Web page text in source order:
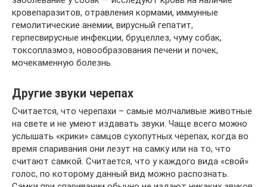
кровепаразитов, отравления кормами, иммунные
гемолитические анемии, вирусный гепатит,
герпесвирусные инфекции, бруцеллез, чуму собак,
токсоплазмоз, новообразования печени и почек,
мочекаменную болезнь.
Другие звуки черепах
Считается, что черепахи – самые молчаливые животные
на свете и не умеют издавать звуки. Чаще всего можно
услышать «крики» самцов сухопутных черепах, когда во
время спаривания они лезут на самку или на то, что
считают самкой. Считается, что у каждого вида «свой»
голос, по которому данный вид можно распознать.